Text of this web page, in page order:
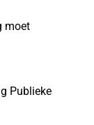
moet
Publieke